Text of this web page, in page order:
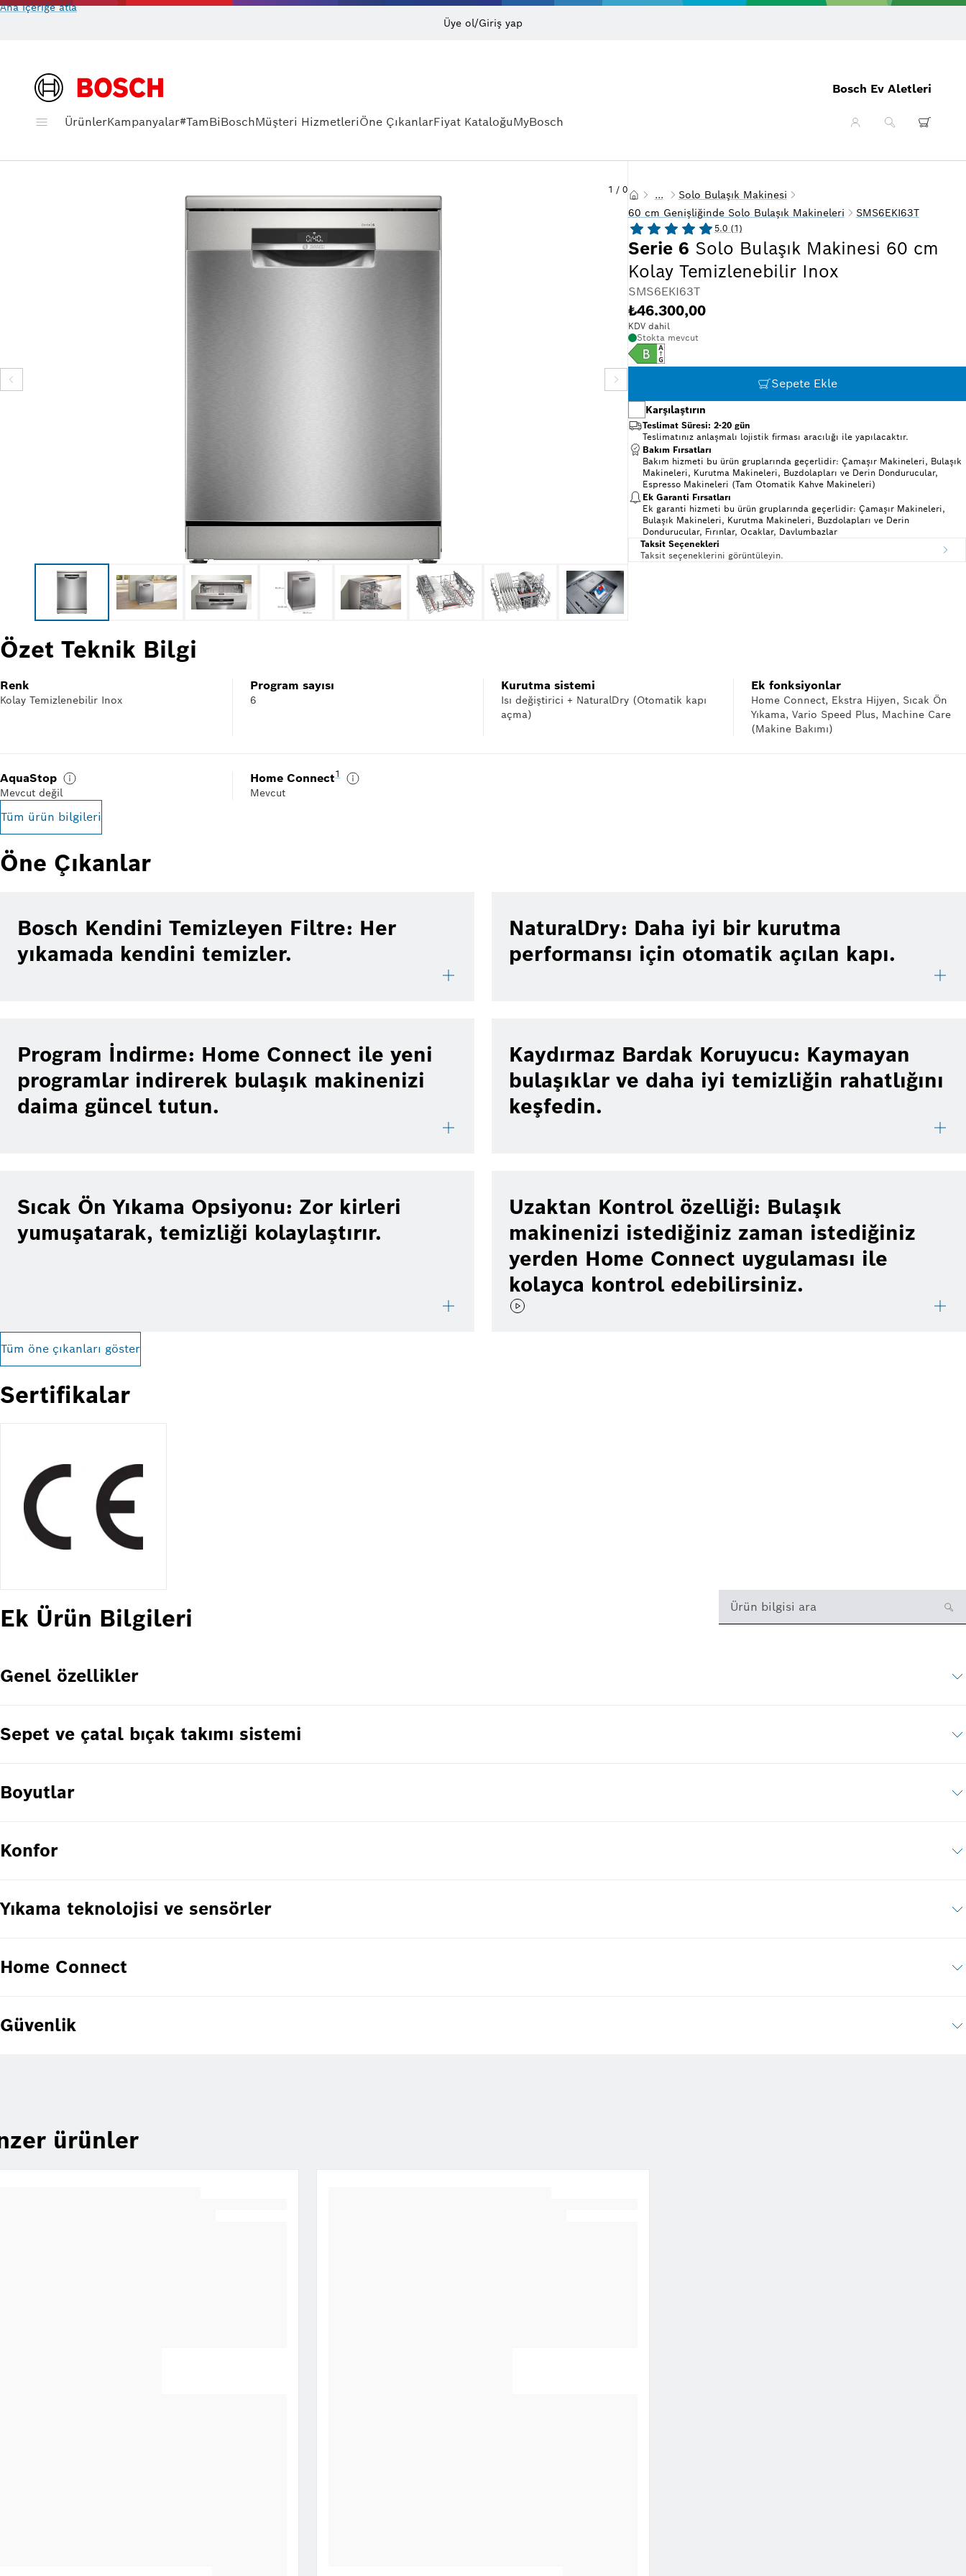
Ana içeriğe atla
Üye ol/Giriş yap
Bosch Ev Aletleri
ÜrünlerKampanyalar#TamBiBoschMüşteri HizmetleriÖne ÇıkanlarFiyat KataloğuMyBosch
1 / 0 ...
Solo Bulaşık Makinesi
60 cm Genişliğinde Solo Bulaşık Makineleri
SMS6EKI63T
Serie 6 Solo Bulaşık Makinesi 60 cm
Kolay Temizlenebilir Inox
SMS6EKI63T
5.0 (1)
₺46.300,00
KDV dahil
Stokta mevcut
Sepete Ekle
Karşılaştırın
Teslimat Süresi: 2-20 gün
Teslimatınız anlaşmalı lojistik firması aracılığı ile yapılacaktır.
Bakım Fırsatları
Bakım hizmeti bu ürün gruplarında geçerlidir: Çamaşır Makineleri, Bulaşık
Makineleri, Kurutma Makineleri, Buzdolapları ve Derin Dondurucular,
Espresso Makineleri (Tam Otomatik Kahve Makineleri)
Ek Garanti Fırsatları
Ek garanti hizmeti bu ürün gruplarında geçerlidir: Çamaşır Makineleri,
Bulaşık Makineleri, Kurutma Makineleri, Buzdolapları ve Derin
Dondurucular, Fırınlar, Ocaklar, Davlumbazlar
Taksit Seçenekleri
Taksit seçeneklerini görüntüleyin.
Özet Teknik Bilgi
Renk
Kolay Temizlenebilir Inox
Program sayısı
6
Kurutma sistemi
Isı değiştirici + NaturalDry (Otomatik kapı
açma)
Ek fonksiyonlar
Home Connect, Ekstra Hijyen, Sıcak Ön
Yıkama, Vario Speed Plus, Machine Care
(Makine Bakımı)
AquaStop
Mevcut değil
Home ConnectDipnot 1: Yarını bugünden yaşamak için akıllı telefon ve tabletinizden Home Connect uygulamasını indirmeniz yeterli. Böylece dilediğiniz yerden
1
Mevcut
Tüm ürün bilgileri
Öne Çıkanlar
Bosch Kendini Temizleyen Filtre: Her
yıkamada kendini temizler.
NaturalDry: Daha iyi bir kurutma
performansı için otomatik açılan kapı.
Program İndirme: Home Connect ile yeni
programlar indirerek bulaşık makinenizi
daima güncel tutun.
Kaydırmaz Bardak Koruyucu: Kaymayan
bulaşıklar ve daha iyi temizliğin rahatlığını
keşfedin.
Sıcak Ön Yıkama Opsiyonu: Zor kirleri
yumuşatarak, temizliği kolaylaştırır.
Uzaktan Kontrol özelliği: Bulaşık
makinenizi istediğiniz zaman istediğiniz
yerden Home Connect uygulaması ile
kolayca kontrol edebilirsiniz.
Tüm öne çıkanları göster
Sertifikalar
Ek Ürün Bilgileri Ürün bilgisi ara
Genel özellikler
Sepet ve çatal bıçak takımı sistemi
Boyutlar
Konfor
Yıkama teknolojisi ve sensörler
Home Connect
Güvenlik
ürünler